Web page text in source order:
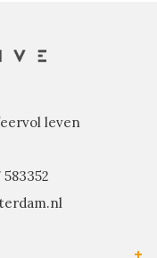
leven
583352